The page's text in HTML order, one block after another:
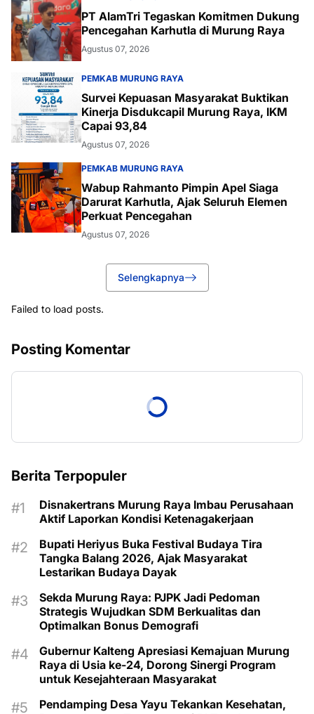
PT AlamTri Tegaskan Komitmen Dukung
Pencegahan Karhutla di Murung Raya
Agustus 07, 2026
PEMKAB MURUNG RAYA
Survei Kepuasan Masyarakat Buktikan
Kinerja Disdukcapil Murung Raya, IKM
Capai 93,84
Agustus 07, 2026
PEMKAB MURUNG RAYA
Wabup Rahmanto Pimpin Apel Siaga
Darurat Karhutla, Ajak Seluruh Elemen
Perkuat Pencegahan
Agustus 07, 2026
Selengkapnya
Failed to load posts.
Posting Komentar
Berita Terpopuler
Disnakertrans Murung Raya Imbau Perusahaan
Aktif Laporkan Kondisi Ketenagakerjaan
Bupati Heriyus Buka Festival Budaya Tira
Tangka Balang 2026, Ajak Masyarakat
Lestarikan Budaya Dayak
Sekda Murung Raya: PJPK Jadi Pedoman
Strategis Wujudkan SDM Berkualitas dan
Optimalkan Bonus Demografi
Gubernur Kalteng Apresiasi Kemajuan Murung
Raya di Usia ke-24, Dorong Sinergi Program
untuk Kesejahteraan Masyarakat
Pendamping Desa Yayu Tekankan Kesehatan,